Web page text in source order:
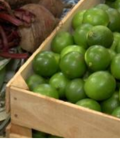
s
d
e
c
o
m
p
a
r
t
r